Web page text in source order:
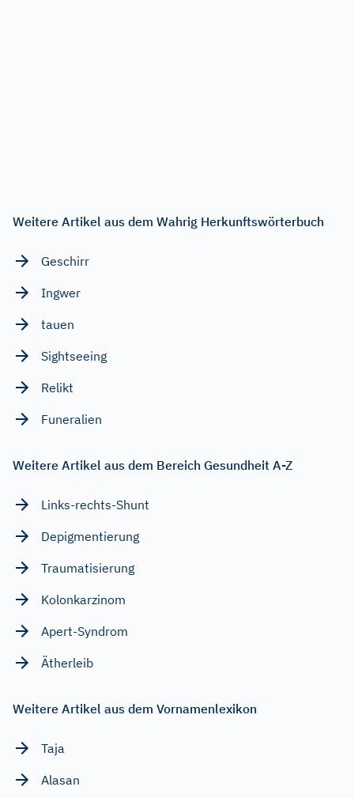
Weitere Artikel aus dem Wahrig Herkunftswörterbuch
Geschirr
Ingwer
tauen
Sightseeing
Relikt
Funeralien
Weitere Artikel aus dem Bereich Gesundheit A-Z
Links-rechts-Shunt
Depigmentierung
Traumatisierung
Kolonkarzinom
Apert-Syndrom
Ätherleib
Weitere Artikel aus dem Vornamenlexikon
Taja
Alasan